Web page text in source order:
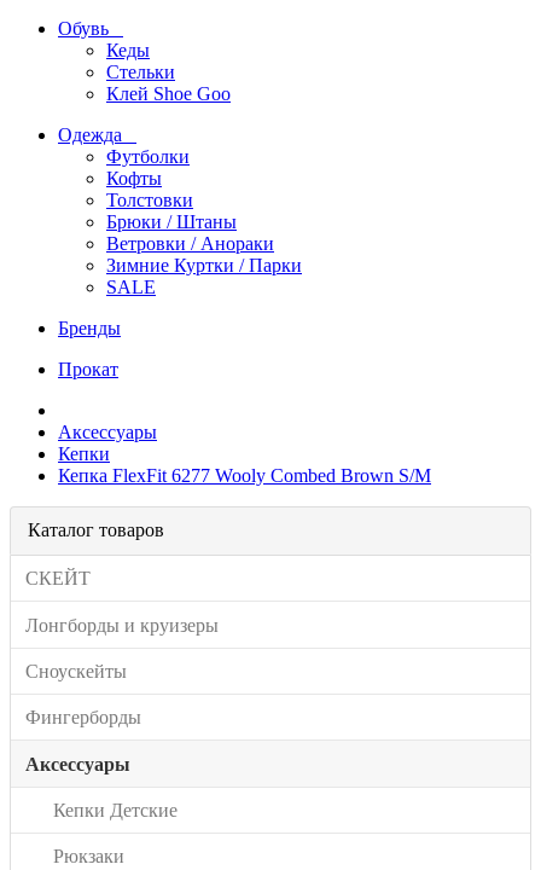
Обувь
Кеды
Стельки
Клей Shoe Goo
Одежда
Футболки
Кофты
Толстовки
Брюки / Штаны
Ветровки / Анораки
Зимние Куртки / Парки
SALE
Бренды
Прокат
Аксессуары
Кепки
Кепка FlexFit 6277 Wooly Combed Brown S/M
Каталог товаров
СКЕЙТ
Лонгборды и круизеры
Сноускейты
Фингерборды
Аксессуары
Кепки Детские
Рюкзаки